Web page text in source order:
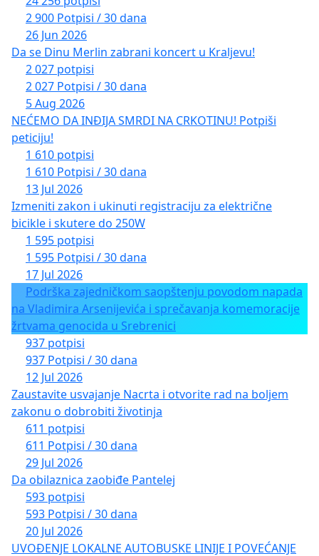
2 900 Potpisi / 30 dana
26 Jun 2026
Da se Dinu Merlin zabrani koncert u Kraljevu!
2 027 potpisi
2 027 Potpisi / 30 dana
5 Aug 2026
NEĆEMO DA INĐIJA SMRDI NA CRKOTINU! Potpiši
peticiju!
1 610 potpisi
1 610 Potpisi / 30 dana
13 Jul 2026
Izmeniti zakon i ukinuti registraciju za električne
bicikle i skutere do 250W
1 595 potpisi
1 595 Potpisi / 30 dana
17 Jul 2026
Podrška zajedničkom saopštenju povodom napada
na Vladimira Arsenijevića i sprečavanja komemoracije
žrtvama genocida u Srebrenici
937 potpisi
937 Potpisi / 30 dana
12 Jul 2026
Zaustavite usvajanje Nacrta i otvorite rad na boljem
zakonu o dobrobiti životinja
611 potpisi
611 Potpisi / 30 dana
29 Jul 2026
Da obilaznica zaobiđe Pantelej
593 potpisi
593 Potpisi / 30 dana
20 Jul 2026
UVOĐENJE LOKALNE AUTOBUSKE LINIJE I POVEĆANJE